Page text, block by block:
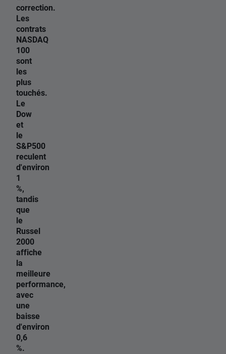
correction.
Les
contrats
NASDAQ
100
sont
les
plus
touchés.
Le
Dow
et
le
S&P500
reculent
d'environ
1
%,
tandis
que
le
Russel
2000
affiche
la
meilleure
performance,
avec
une
baisse
d'environ
0,6
%.